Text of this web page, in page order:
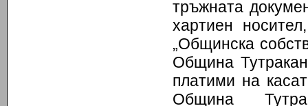
тръжната
хартиен
„Общинска
Община
платими на
Община